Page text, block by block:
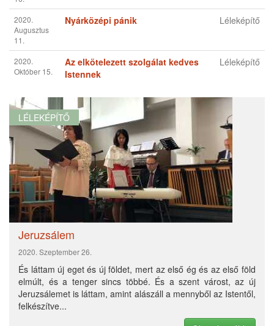
2020. Május
19.
Mit tanultunk a járványból? Léleképítő
2020.
Június 08.
2020.
Mindenért hálát adjatok
2020. Július
16.
Hurrá nyaralunk! Léleképítő
2020.
Augusztus
Nyárközépi pánik Léleképítő
2020.
Október 15.
Az elkötelezett szolgálat kedves
Istennek
Léleképítő
LÉLEKÉPÍTŐ
Jeruzsálem
2020. Szeptember 26.
És láttam új eget és új földet, mert az első ég és az első föld
elmúlt, és a tenger sincs többé. És a szent várost, az új
Jeruzsálemet is láttam, amint alászáll a mennyből az Istentől,
felkészítve...
Olvasd tovább